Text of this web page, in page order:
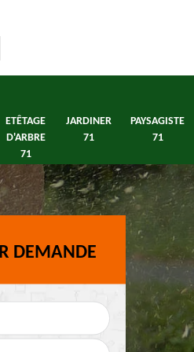
ETÊTAGE
D'ARBRE
71
JARDINER
71
PAYSAGISTE
71
Elagage arbre fruitier
71
DEMANDE